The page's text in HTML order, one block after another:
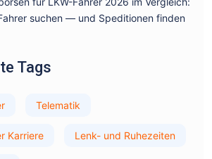
suchen — und Speditionen finden
Tags
Telematik
Karriere Lenk- und Ruhezeiten